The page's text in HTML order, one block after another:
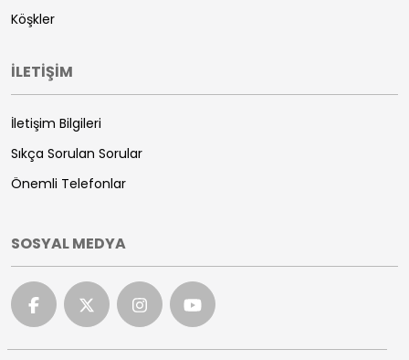
Köşkler
İLETİŞİM
İletişim Bilgileri
Sıkça Sorulan Sorular
Önemli Telefonlar
SOSYAL MEDYA